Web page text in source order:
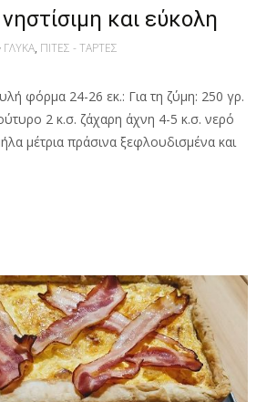
και εύκολη
ΓΛΥΚΑ, ΠΙΤΕΣ - ΤΑΡΤΕΣ
φόρμα 24-26 εκ.: Για τη ζύμη: 250 γρ.
2 κ.σ. ζάχαρη άχνη 4-5 κ.σ. νερό
μέτρια πράσινα ξεφλουδισμένα και